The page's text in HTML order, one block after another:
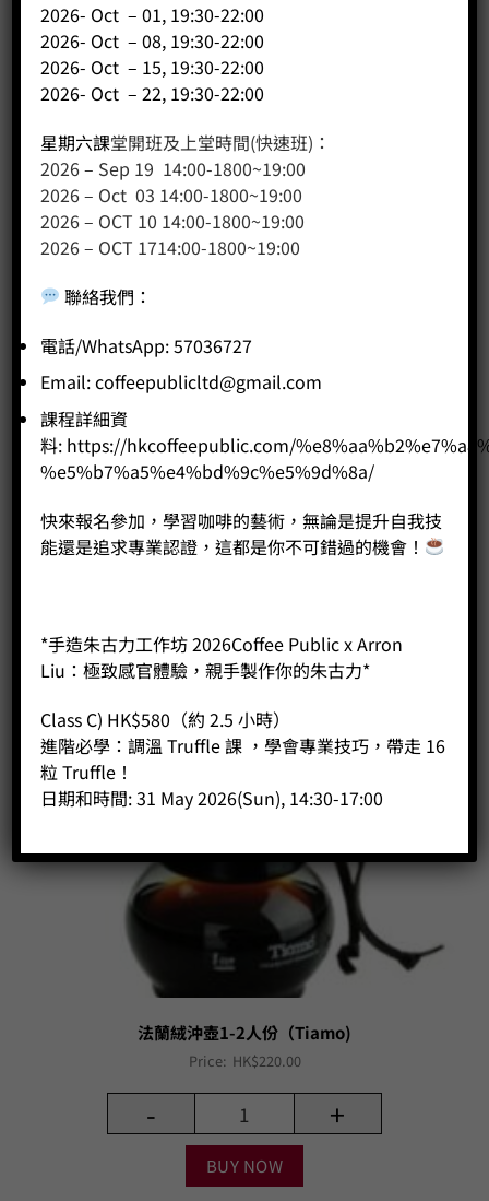
Price: HK$
BUY NOW
法蘭絨沖壺1-2人份（Tiamo)
Price: HK$220.00
- +
BUY NOW
2026- Oct – 01, 19:30-22:00
2026- Oct – 08, 19:30-22:00
2026- Oct – 15, 19:30-22:00
2026- Oct – 22, 19:30-22:00
星期六課堂開班及上堂時間(快速班)：
2026 – Sep 19 14:00-1800~19:00
2026 – Oct 03 14:00-1800~19:00
2026 – OCT 10 14:00-1800~19:00
2026 – OCT 1714:00-1800~19:00
聯絡我們 ：
電話/WhatsApp: 57036727
Email:coffeepublicltd@gmail.com
課程詳細資
料: https://hkcoffeepublic.com/
%e5%b7%a5%e4%bd%9c%e5%9d%8a/
快來報名參加，學習咖啡的藝術，無論是提升自我技
能還是追求專業認證，這都是你不可錯過的機會！
*手造朱古力工作坊 2026Coffee Public x Arron
Liu：極致感官體驗，親手製作你的朱古力*
Class C) HK$580（約 2.5 小時）
進階必學：調溫 Truffle 課 ，學會專業技巧，帶走 16
粒 Truffle！
日期和時間: 31 May 2026(Sun), 14:30-17:00